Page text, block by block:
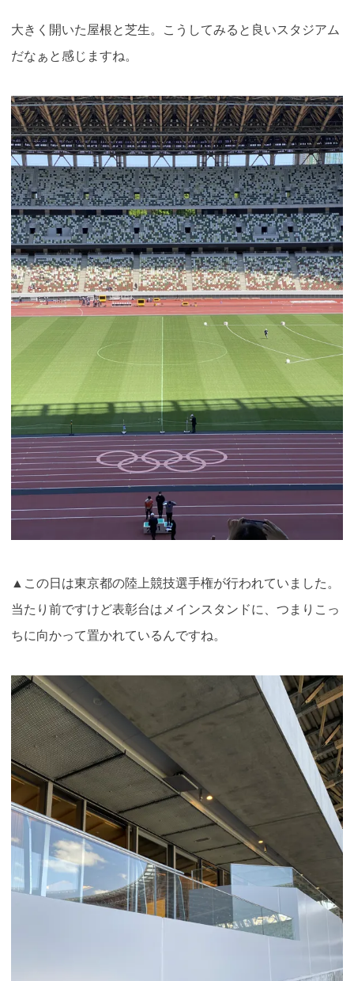
大きく開いた屋根と芝生。こうしてみると良いスタジアム
だなぁと感じますね。
▲この日は東京都の陸上競技選手権が行われていました。
当たり前ですけど表彰台はメインスタンドに、つまりこっ
ちに向かって置かれているんですね。